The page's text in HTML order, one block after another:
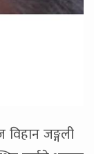
जङ्गली